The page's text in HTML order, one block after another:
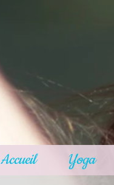
Accueil Yoga